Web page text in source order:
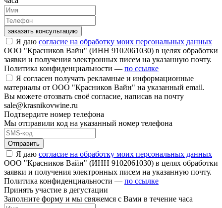
заказать консультацию
Я даю согласие на обработку моих персональных данных
ООО "Красников Вайн" (ИНН 9102061030) в целях обработки
заявки и получения электронных писем на указанную почту.
Политика конфиденциальности — по ссылке
Я согласен получать рекламные и информационные
материалы от ООО "Красников Вайн" на указанный email.
Вы можете отозвать своё согласие, написав на почту
sale@krasnikovwine.ru
Подтвердите номер телефона
Мы отправили код на указанный номер телефона
Отправить
Я даю согласие на обработку моих персональных данных
ООО "Красников Вайн" (ИНН 9102061030) в целях обработки
заявки и получения электронных писем на указанную почту.
Политика конфиденциальности — по ссылке
Принять участие в дегустации
Заполните форму и мы свяжемся с Вами в течение часа